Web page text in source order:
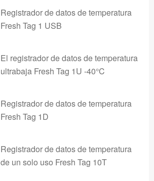
Registrador de datos de temperatura
Fresh Tag 1 USB
El registrador de datos de temperatura
ultrabaja Fresh Tag 1U -40°C
Registrador de datos de temperatura
Fresh Tag 1D
Registrador de datos de temperatura
de un solo uso Fresh Tag 10T